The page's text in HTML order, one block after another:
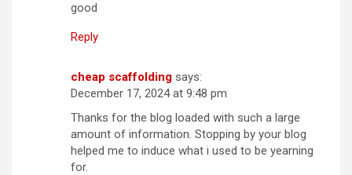
good
Reply
cheap scaffolding says:
December 17, 2024 at 9:48 pm
Thanks for the blog loaded with such a large
amount of information. Stopping by your blog
helped me to induce what i used to be yearning
for.